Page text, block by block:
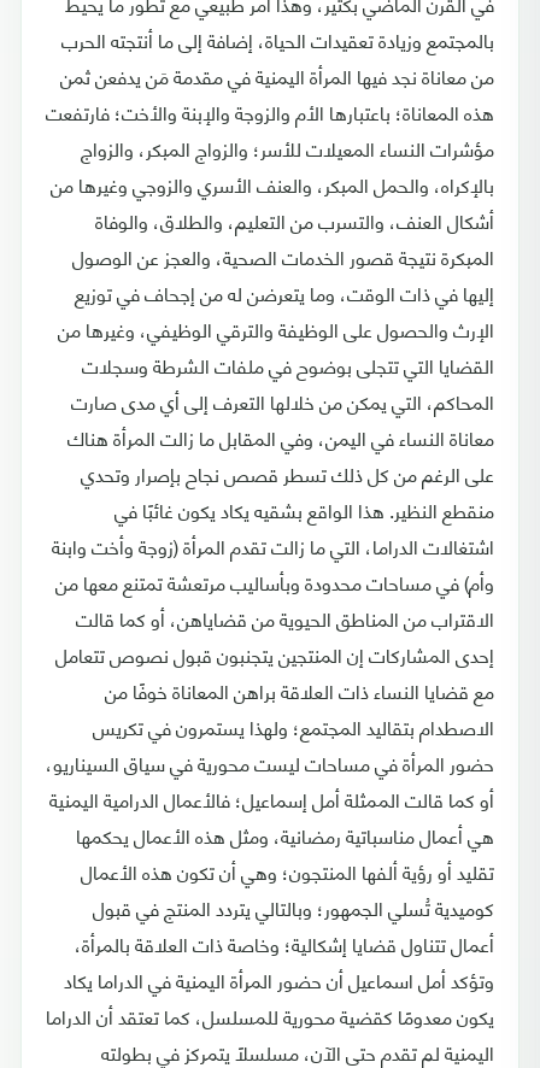
بالمجتمع وزيادة تعقيدات الحياة، إضافة إلى ما أنتجته الحرب
من معاناة نجد فيها المرأة اليمنية في مقدمة مَن يدفعن ثمن
هذه المعاناة؛ باعتبارها الأم والزوجة والإبنة والأخت؛ فارتفعت
مؤشرات النساء المعيلات للأسر؛ والزواج المبكر، والزواج
بالإكراه، والحمل المبكر، والعنف الأسري والزوجي وغيرها من
أشكال العنف، والتسرب من التعليم، والطلاق، والوفاة
المبكرة نتيجة قصور الخدمات الصحية، والعجز عن الوصول
إليها في ذات الوقت، وما يتعرضن له من إجحاف في توزيع
الإرث والحصول على الوظيفة والترقي الوظيفي، وغيرها من
القضايا التي تتجلى بوضوح في ملفات الشرطة وسجلات
المحاكم، التي يمكن من خلالها التعرف إلى أي مدى صارت
معاناة النساء في اليمن، وفي المقابل ما زالت المرأة هناك
على الرغم من كل ذلك تسطر قصص نجاح بإصرار وتحدي
منقطع النظير. هذا الواقع بشقيه يكاد يكون غائبًا في
اشتغالات الدراما، التي ما زالت تقدم المرأة (زوجة وأخت وابنة
وأم) في مساحات محدودة وبأساليب مرتعشة تمتنع معها من
الاقتراب من المناطق الحيوية من قضاياهن، أو كما قالت
إحدى المشاركات إن المنتجين يتجنبون قبول نصوص تتعامل
مع قضايا النساء ذات العلاقة براهن المعاناة خوفًا من
الاصطدام بتقاليد المجتمع؛ ولهذا يستمرون في تكريس
حضور المرأة في مساحات ليست محورية في سياق السيناريو،
أو كما قالت الممثلة أمل إسماعيل؛ فالأعمال الدرامية اليمنية
هي أعمال مناسباتية رمضانية، ومثل هذه الأعمال يحكمها
تقليد أو رؤية ألفها المنتجون؛ وهي أن تكون هذه الأعمال
كوميدية تُسلي الجمهور؛ وبالتالي يتردد المنتج في قبول
أعمال تتناول قضايا إشكالية؛ وخاصة ذات العلاقة بالمرأة،
وتؤكد أمل اسماعيل أن حضور المرأة اليمنية في الدراما يكاد
يكون معدومًا كقضية محورية للمسلسل، كما تعتقد أن الدراما
اليمنية لم تقدم حتى الآن، مسلسلًا يتمركز في بطولته